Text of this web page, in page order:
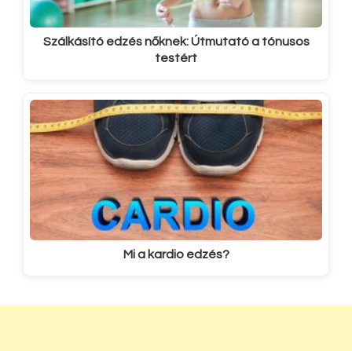
Szálkásító edzés nőknek: Útmutató a tónusos
testért
Mi a kardio edzés?